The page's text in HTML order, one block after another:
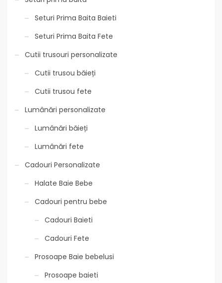
Seturi Prima Baita Baieti
Seturi Prima Baita Fete
Cutii trusouri personalizate
Cutii trusou băieți
Cutii trusou fete
Lumânări personalizate
Lumânări băieți
Lumânări fete
Cadouri Personalizate
Halate Baie Bebe
Cadouri pentru bebe
Cadouri Baieti
Cadouri Fete
Prosoape Baie bebelusi
Prosoape baieti